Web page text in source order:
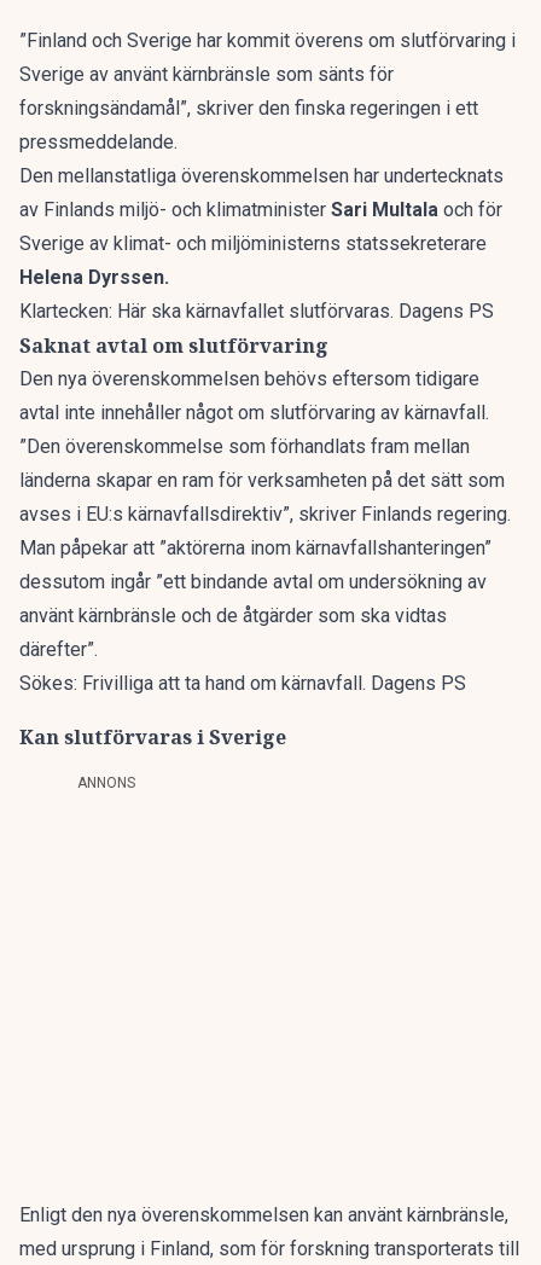
”Finland och Sverige har kommit överens om slutförvaring i
Sverige av använt kärnbränsle som sänts för
forskningsändamål”, skriver den finska regeringen i ett
pressmeddelande.
Den mellanstatliga överenskommelsen har undertecknats
av Finlands miljö- och klimatminister Sari Multala och för
Sverige av klimat- och miljöministerns statssekreterare
Helena Dyrssen.
Klartecken: Här ska kärnavfallet slutförvaras. Dagens PS
Saknat avtal om slutförvaring
Den nya överenskommelsen behövs eftersom tidigare
avtal inte innehåller något om slutförvaring av kärnavfall.
”Den överenskommelse som förhandlats fram mellan
länderna skapar en ram för verksamheten på det sätt som
avses i EU:s kärnavfallsdirektiv”, skriver Finlands regering.
Man påpekar att ”aktörerna inom kärnavfallshanteringen”
dessutom ingår ”ett bindande avtal om undersökning av
använt kärnbränsle och de åtgärder som ska vidtas
därefter”.
Sökes: Frivilliga att ta hand om kärnavfall. Dagens PS
Kan slutförvaras i Sverige
ANNONS
Enligt den nya överenskommelsen kan använt kärnbränsle,
med ursprung i Finland, som för forskning transporterats till